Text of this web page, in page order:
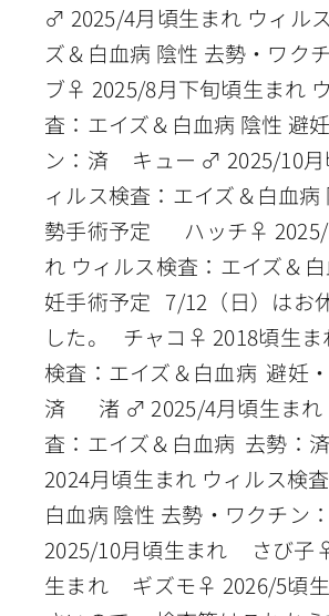
♂ 2025/4月頃生まれ ウィル
ズ＆白血病 陰性 去勢・ワ
ブ♀ 2025/8月下旬頃生まれ
査：エイズ＆白血病 陰性 避
ン：済 キュー ♂ 2025/10月
ィルス検査：エイズ＆白血病
勢手術予定 ハッチ♀ 2025/
れ ウィルス検査：エイズ＆
妊手術予定 7/12（日）はお
した。 チャコ♀ 2018頃生ま
検査：エイズ＆白血病 避妊
済 渚 ♂ 2025/4月頃生まれ
査：エイズ＆白血病 去勢
2024月頃生まれ ウィルス検
白血病 陰性 去勢・ワクチ
2025/10月頃生まれ さび子
生まれ ギズモ♀ 2026/5頃